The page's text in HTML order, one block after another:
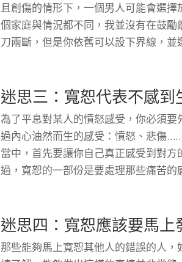
且創傷的情形下，一個男人可能會選
個家庭與情況都不同，我並沒有在鼓
刀兩斷，但是你依舊可以設下界線，並
迷思三：寬恕代表不感到
為了平息對某人的憤怒感受，你必須
過內心油然而生的感受：憤怒、悲傷
當中，首先要讓你自己真正感受到對
過，寬恕的一部份是要處理那些痛苦的
迷思四：寬恕應該要馬上
那些能夠馬上寬恕其他人的錯誤的人